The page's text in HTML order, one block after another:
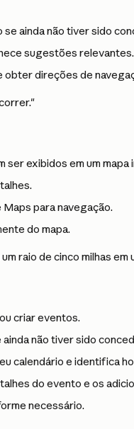
se ainda não tiver sido
sugestões relevantes.
obter direções de
ser exibidos em um mapa
para navegação.
do mapa.
raio de cinco milhas em
criar eventos.
não tiver sido
calendário e identifica
do evento e os
necessário.